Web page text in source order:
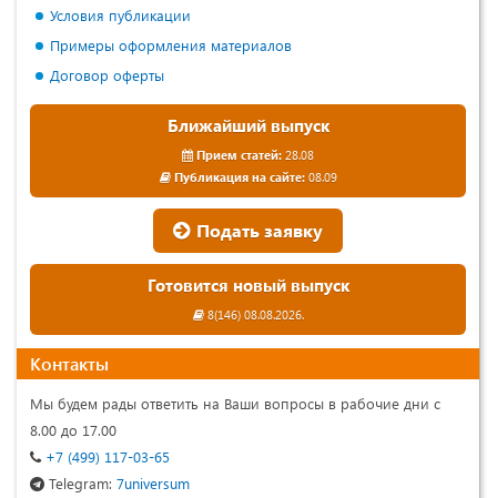
Условия публикации
Примеры оформления материалов
Договор оферты
Ближайший выпуск
Прием статей: 28.08
Публикация на сайте:08.09
Подать заявку
Готовится новый выпуск
8(146) 08.08.2026.
Контакты
Мы будем рады ответить на Ваши вопросы в рабочие дни с
8.00 до 17.00
+7 (499) 117-03-65
Telegram: 7universum